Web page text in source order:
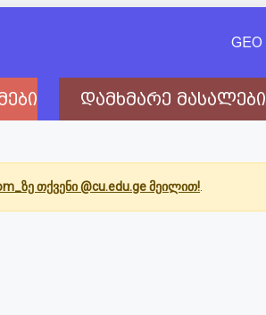
GEO
დამხმარე მასალები
თქვენი @cu.edu.ge მეილით!